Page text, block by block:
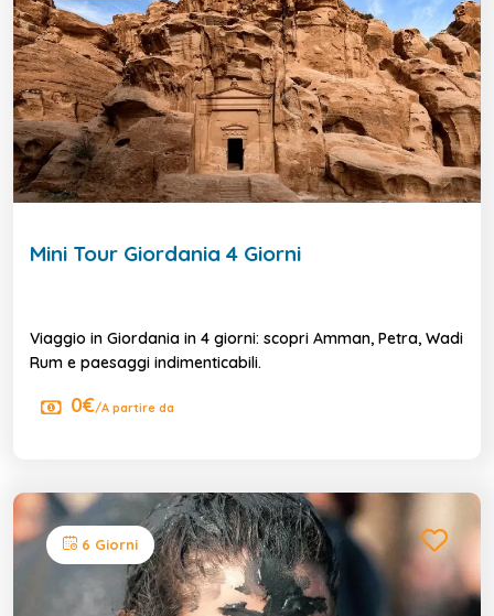
Mini Tour Giordania 4 Giorni
Viaggio in Giordania in 4 giorni: scopri Amman, Petra, Wadi
Rum e paesaggi indimenticabili.
0€/A partire da
6 Giorni